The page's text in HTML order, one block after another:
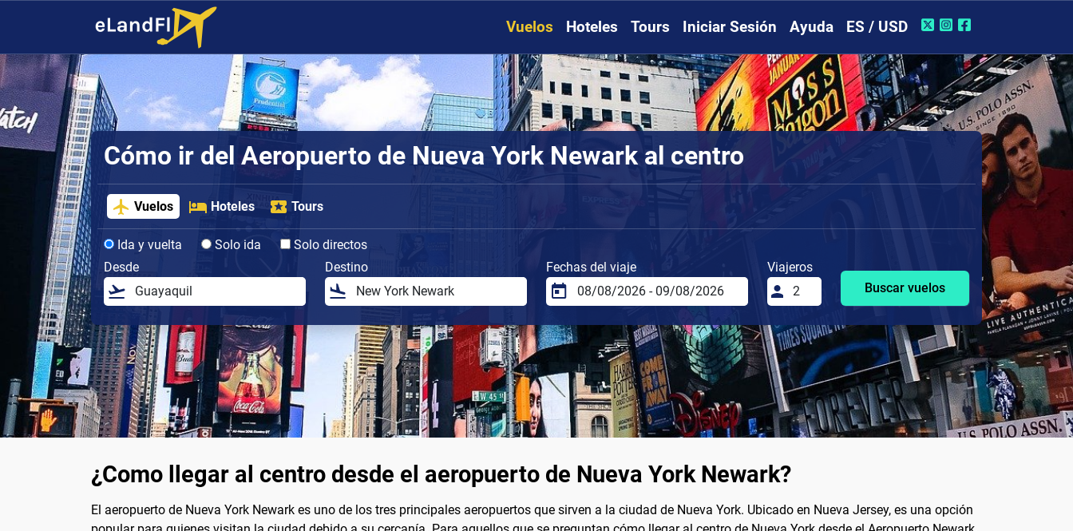
Vuelos Hoteles Tours Iniciar Sesión Ayuda ES / USD
Cómo ir del Aeropuerto de Nueva York Newark al centro
Vuelos Hoteles Tours
Ida y vuelta Solo ida
Solo directos
Desde
Destino Fechas del viaje
Viajeros
Buscar vuelos
¿Como llegar al centro desde el aeropuerto de Nueva York Newark?
El aeropuerto de Nueva York Newark es uno de los tres principales aeropuertos que sirven a la ciudad de Nueva York. Ubicado en Nueva Jersey, es una opción